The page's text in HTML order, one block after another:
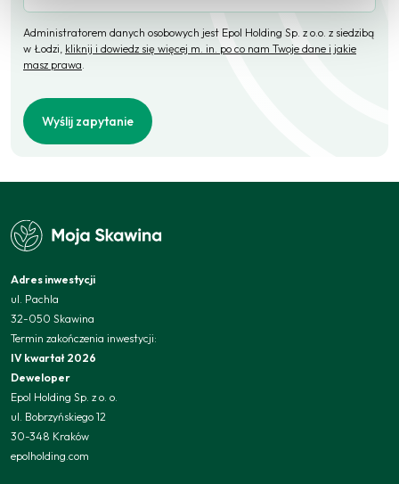
Administratorem danych osobowych jest Epol Holding Sp. z o.o. z siedzibą
w Łodzi, kliknij i dowiedz się więcej m. in. po co nam Twoje dane i jakie
masz prawa.
Wyślij zapytanie
Adres inwestycji
ul. Pachla
32-050 Skawina
Termin zakończenia inwestycji:
IV kwartał 2026
Deweloper
Epol Holding Sp. z o. o.
ul. Bobrzyńskiego 12
30-348 Kraków
epolholding.com